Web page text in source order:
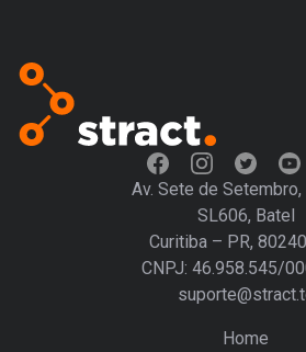
Av. Sete de
SL606, Batel
Curitiba – PR,
CNPJ: 46.958.545/
Home